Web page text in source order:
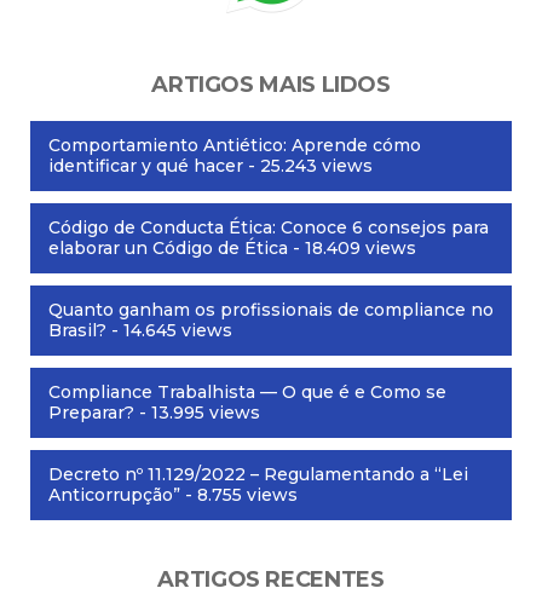
ARTIGOS MAIS LIDOS
Comportamiento Antiético: Aprende cómo
identificar y qué hacer - 25.243 views
Código de Conducta Ética: Conoce 6 consejos para
elaborar un Código de Ética - 18.409 views
Quanto ganham os profissionais de compliance no
Brasil? - 14.645 views
Compliance Trabalhista — O que é e Como se
Preparar? - 13.995 views
Decreto nº 11.129/2022 – Regulamentando a “Lei
Anticorrupção” - 8.755 views
ARTIGOS RECENTES